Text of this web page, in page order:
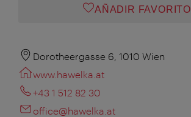
AÑADIR FAVORITO
Dorotheergasse 6, 1010 Wien
www.hawelka.at
+43 1 512 82 30
office@hawelka.at